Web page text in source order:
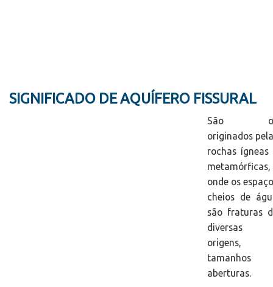
SIGNIFICADO DE AQUÍFERO FISSURAL
São
originados
rochas ígneas
metamórficas,
onde os
cheios de
são fraturas
diversas
origens,
tamanhos
aberturas.